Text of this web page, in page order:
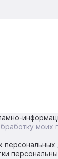
моих
персональных